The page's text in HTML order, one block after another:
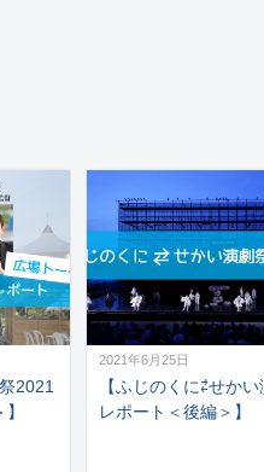
2021
2021年6月25日
【ふじのくに⇄せか
レポート＜後編＞】